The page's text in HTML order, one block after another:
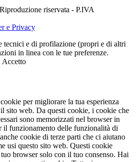
riservata - P.IVA
e Privacy
tecnici e di profilazione (propri e di altri
in linea con le tue preferenze.
Accetto
per migliorare la tua esperienza
sito web. Da questi cookie, i cookie che
sono memorizzati nel browser in
il funzionamento delle funzionalità di
cookie di terze parti che ci aiutano
usi questo sito web. Questi cookie
browser solo con il tuo consenso. Hai